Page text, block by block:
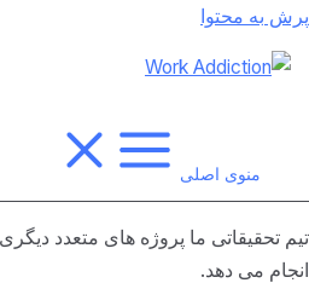
پرش به محتوا
منوی اصلی
تیم تحقیقاتی ما پروژه های متعدد دیگری
انجام می دهد.